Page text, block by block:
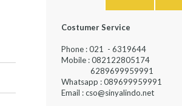
Costumer Service
Phone : 021 - 6319644
Mobile :
6289699959991
Whatsapp : 089699959991
Email : cso@sinyalindo.net